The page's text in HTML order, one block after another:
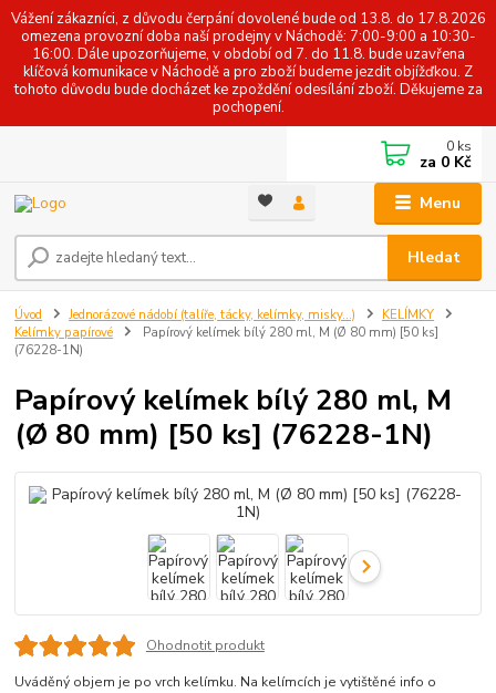
Vážení zákazníci, z důvodu čerpání dovolené bude od 13.8. do 17.8.2026
omezena provozní doba naší prodejny v Náchodě: 7:00-9:00 a 10:30-
16:00. Dále upozorňujeme, v období od 7. do 11.8. bude uzavřena
klíčová komunikace v Náchodě a pro zboží budeme jezdit objížďkou. Z
tohoto důvodu bude docházet ke zpoždění odesílání zboží. Děkujeme za
pochopení.
Menu
Hledat
0 ks
za 0 Kč
Úvod Jednorázové nádobí (talíře, tácky, kelímky, misky...)
KELÍMKY
Kelímky papírové
Papírový kelímek bílý 280 ml, M (Ø 80 mm) [50 ks]
(76228-1N)
Papírový kelímek bílý 280 ml, M
(Ø 80 mm) [50 ks] (76228-1N)
Ohodnotit produkt
Uváděný objem je po vrch kelímku. Na kelímcích je vytištěné info o